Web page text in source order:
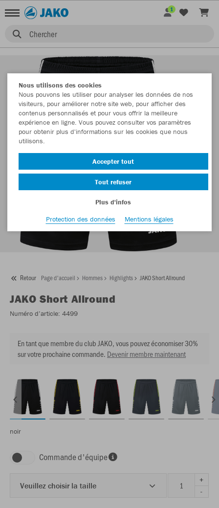
Chercher
1
Retour Page d'accueil Hommes Highlights JAKO Short Allround
JAKO Short Allround
Numéro d’article: 4499
En tant que membre du club JAKO, vous pouvez économiser 30%
sur votre prochaine commande. Devenir membre maintenant
noir
Commande d'équipe
Veuillez choisir la taille
+
-
Nous utilisons des cookies
Nous pouvons les utiliser pour analyser les données de nos
visiteurs, pour améliorer notre site web, pour afficher des
contenus personnalisés et pour vous offrir la meilleure
expérience en ligne. Vous pouvez consulter vos paramètres
pour obtenir plus d'informations sur les cookies que nous
utilisons.
Accepter tout
Tout refuser
Plus d'infos
Protection des données
Mentions légales